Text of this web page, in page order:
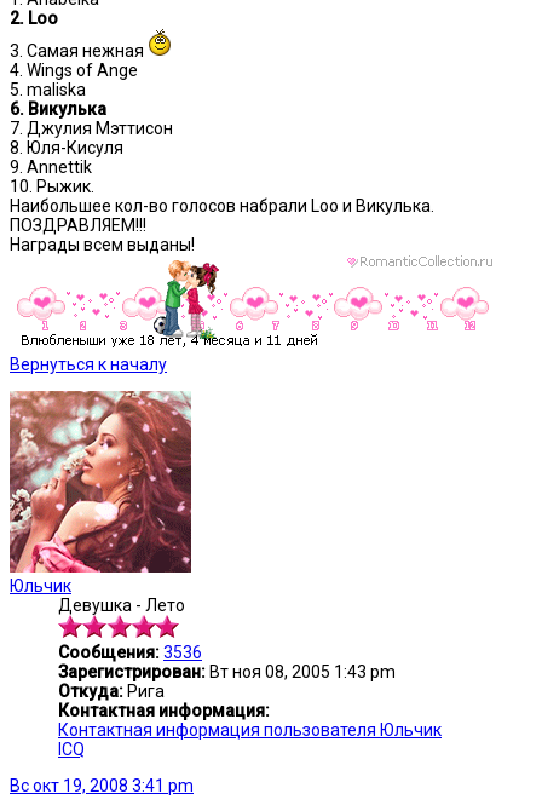
2. Loo
3. Самая нежная
4. Wings of Ange
5. maliska
6. Викулька
7. Джулия Мэттисон
8. Юля-Кисуля
9. Annettik
10. Рыжик.
Наибольшее кол-во голосов набрали Loo и Викулька.
ПОЗДРАВЛЯЕМ!!!
Награды всем выданы!
Вернуться к началу
Юльчик
Девушка - Лето
Сообщения:3536
Зарегистрирован: Вт ноя 08, 2005 1:43 pm
Откуда: Рига
Контактная информация:
Контактная информация пользователя Юльчик
ICQ
Вс окт 19, 2008 3:41 pm